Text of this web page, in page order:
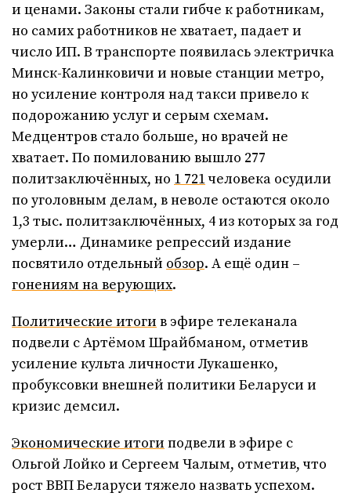
и ценами. Законы стали гибче к работникам,
но самих работников не хватает, падает и
число ИП. В транспорте появилась электричка
Минск-Калинковичи и новые станции метро,
но усиление контроля над такси привело к
подорожанию услуг и серым схемам.
Медцентров стало больше, но врачей не
хватает. По помилованию вышло 277
политзаключённых, но 1 721человека осудили
по уголовным делам, в неволе остаются около
1,3 тыс. политзаключённых, 4 из которых за год
умерли… Динамике репрессий издание
посвятило отдельный обзор. А ещё один –
гонениям на верующих.
Политические итоги в эфире телеканала
подвели с Артёмом Шрайбманом, отметив
усиление культа личности Лукашенко,
пробуксовки внешней политики Беларуси и
кризис демсил.
Экономические итоги подвели в эфире с
Ольгой Лойко и Сергеем Чалым, отметив, что
рост ВВП Беларуси тяжело назвать успехом.